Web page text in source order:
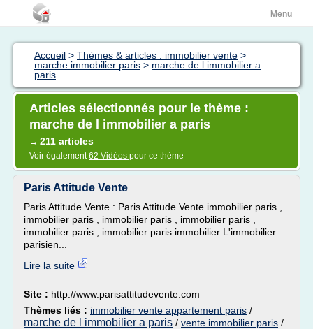
Menu
Accueil > Thèmes & articles : immobilier vente >
marche immobilier paris > marche de l immobilier a
paris
Articles sélectionnés pour le thème :
marche de l immobilier a paris
→ 211 articles
Voir également62 Vidéos pour ce thème
Paris Attitude Vente
Paris Attitude Vente : Paris Attitude Vente immobilier paris ,
immobilier paris , immobilier paris , immobilier paris ,
immobilier paris , immobilier paris immobilier L'immobilier
parisien...
Lire la suite
Site : http://www.parisattitudevente.com
Thèmes liés : immobilier vente appartement paris /
marche de l immobilier a paris / vente immobilier paris /